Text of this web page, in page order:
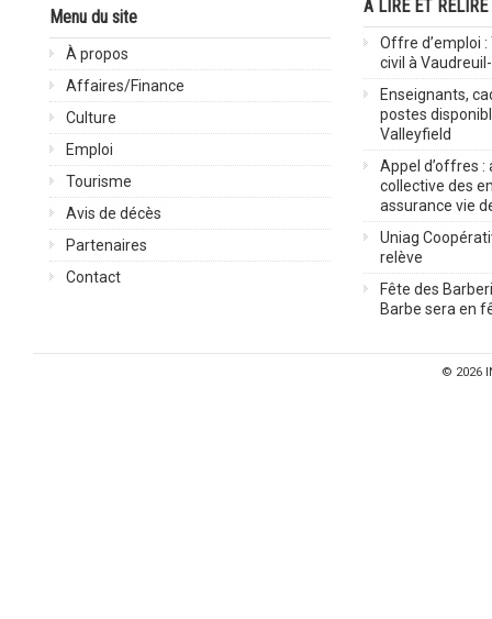
Menu du site
À propos
Affaires/Finance
Culture
Emploi
Tourisme
Avis de décès
Partenaires
Contact
À LIRE ET RELIRE
Offre d’emploi
civil à
Enseignants,
postes
Valleyfield
Appel d’offres :
collective des
assurance vie
Uniag
relève
Fête des
Barbe sera en
© 2026